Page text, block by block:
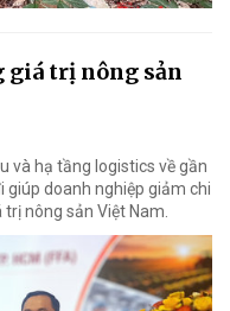
giá trị nông sản
và hạ tầng logistics về gần
giúp doanh nghiệp giảm chi
nông sản Việt Nam.